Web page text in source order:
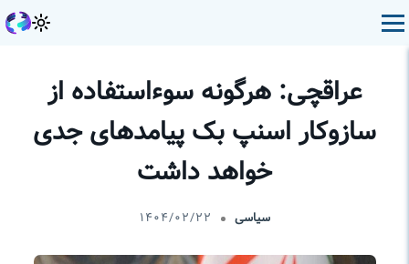
عراقچی: هرگونه سوء‌استفاده از
سازوکار اسنپ بک پیامدهای جدی
خواهد داشت
سیاسی ۱۴۰۴/۰۲/۲۲